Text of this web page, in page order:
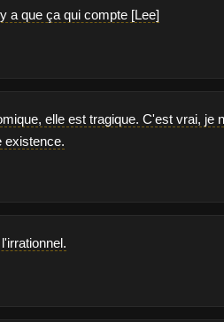
a que ça qui compte [Lee]
elle est tragique. C'est vrai,
existence.